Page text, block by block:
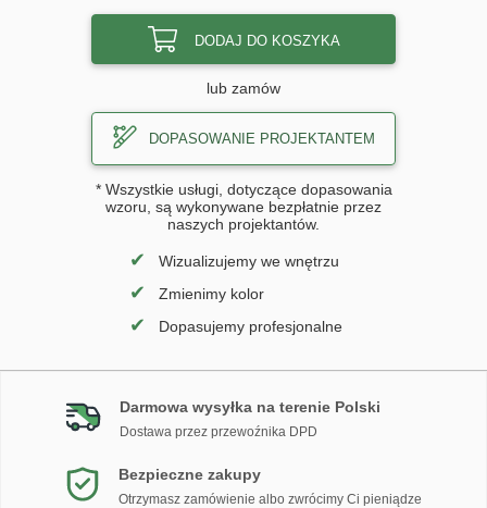
DODAJ DO KOSZYKA
lub zamów
DOPASOWANIE PROJEKTANTEM
* Wszystkie usługi, dotyczące dopasowania
wzoru, są wykonywane bezpłatnie przez
naszych projektantów.
✔ Wizualizujemy we wnętrzu
✔ Zmienimy kolor
✔ Dopasujemy profesjonalne
Darmowa wysyłka na terenie Polski
Dostawa przez przewoźnika DPD
Bezpieczne zakupy
Otrzymasz zamówienie albo zwrócimy Ci pieniądze